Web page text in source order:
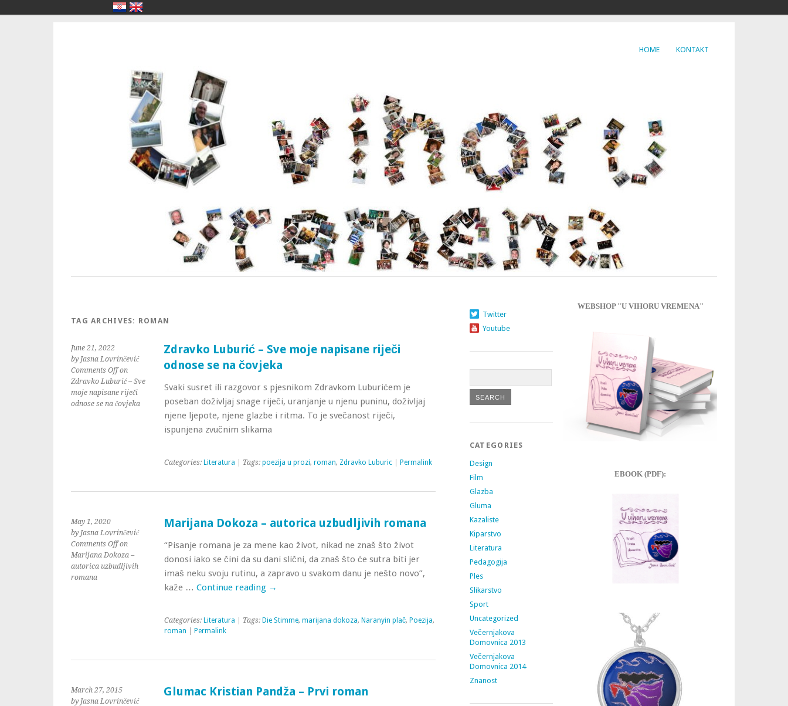
HOME KONTAKT
TAG ARCHIVES: ROMAN
June 21, 2022
by Jasna Lovrinčević
Comments Offon
Zdravko Luburić – Sve
moje napisane riječi
odnose se na čovjeka
Zdravko Luburić – Sve moje napisane riječi
odnose se na čovjeka
Svaki susret ili razgovor s pjesnikom Zdravkom Luburićem je
poseban doživljaj snage riječi, uranjanje u njenu puninu, doživljaj
njene ljepote, njene glazbe i ritma. To je svečanost riječi,
ispunjena zvučnim slikama
Categories: Literatura | Tags: poezija u prozi, roman, Zdravko Luburic| Permalink
May 1, 2020
by Jasna Lovrinčević
Comments Offon
Marijana Dokoza –
autorica uzbudljivih
romana
Marijana Dokoza – autorica uzbudljivih romana
“Pisanje romana je za mene kao život, nikad ne znaš što život
donosi iako se čini da su dani slični, da znaš što će sutra biti jer
imaš neku svoju rutinu, a zapravo u svakom danu je nešto novo”,
kaže … Continue reading →
Categories: Literatura | Tags: Die Stimme, marijana dokoza, Naranyin plač, Poezija,
roman
Permalink
March 27, 2015
by Jasna Lovrinčević
Glumac Kristian Pandža – Prvi roman
Twitter
Youtube
CATEGORIES
Design
Film
Glazba
Gluma
Kazaliste
Kiparstvo
Literatura
Pedagogija
Ples
Slikarstvo
Sport
Uncategorized
Večernjakova
Domovnica 2013
Večernjakova
Domovnica 2014
Znanost
WEBSHOP "U VIHORU VREMENA"
EBOOK (PDF):